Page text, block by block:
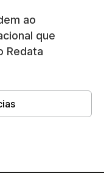
ao
que
Redata